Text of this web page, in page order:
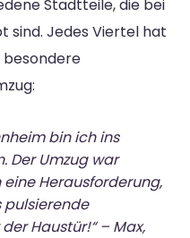
Stadtteile, die bei
sind. Jedes Viertel hat
besondere
bin ich ins
Der Umzug war
Herausforderung,
Haustür!“ – Max,